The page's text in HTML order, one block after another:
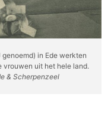
in Ede werkten
vrouwen uit het hele land.
& Scherpenzeel